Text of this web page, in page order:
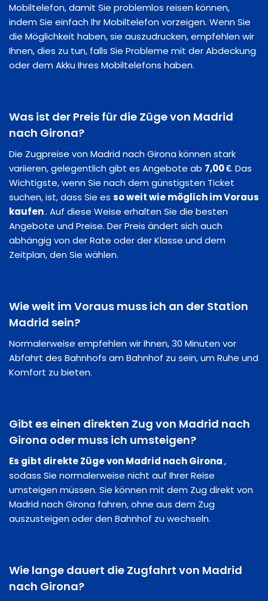
Mobiltelefon, damit Sie problemlos reisen können,
indem Sie einfach Ihr Mobiltelefon vorzeigen. Wenn Sie
die Möglichkeit haben, sie auszudrucken, empfehlen wir
Ihnen, dies zu tun, falls Sie Probleme mit der Abdeckung
oder dem Akku Ihres Mobiltelefons haben.
Was ist der Preis für die Züge von Madrid
nach Girona?
Die Zugpreise von Madrid nach Girona können stark
variieren, gelegentlich gibt es Angebote ab 7,00 €. Das
Wichtigste, wenn Sie nach dem günstigsten Ticket
suchen, ist, dass Sie es so weit wie möglich im Voraus
kaufen. Auf diese Weise erhalten Sie die besten
Angebote und Preise. Der Preis ändert sich auch
abhängig von der Rate oder der Klasse und dem
Zeitplan, den Sie wählen.
Wie weit im Voraus muss ich an der Station
Madrid sein?
Normalerweise empfehlen wir Ihnen, 30 Minuten vor
Abfahrt des Bahnhofs am Bahnhof zu sein, um Ruhe und
Komfort zu bieten.
Gibt es einen direkten Zug von Madrid nach
Girona oder muss ich umsteigen?
Es gibt direkte Züge von Madrid nach Girona,
sodass Sie normalerweise nicht auf Ihrer Reise
umsteigen müssen. Sie können mit dem Zug direkt von
Madrid nach Girona fahren, ohne aus dem Zug
auszusteigen oder den Bahnhof zu wechseln.
Wie lange dauert die Zugfahrt von Madrid
nach Girona?